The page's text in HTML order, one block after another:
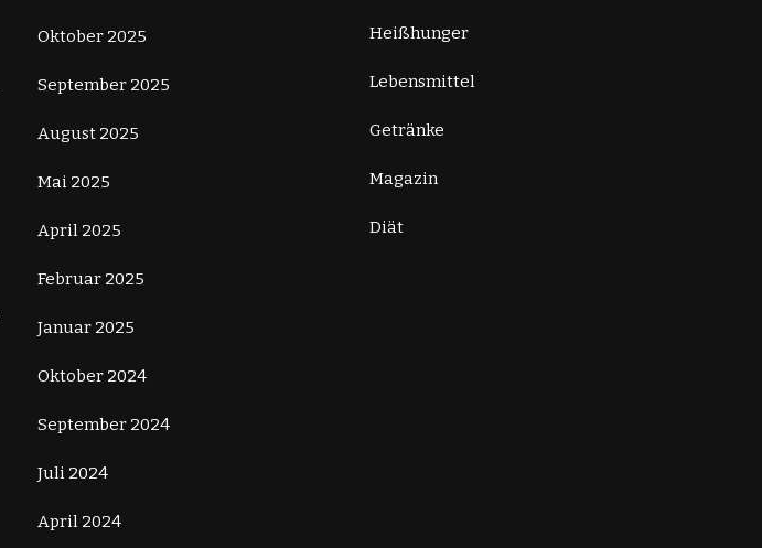
Oktober 2025
September 2025
August 2025
Mai 2025
April 2025
Februar 2025
Januar 2025
Oktober 2024
September 2024
Juli 2024
April 2024
Heißhunger
Lebensmittel
Getränke
Magazin
Diät